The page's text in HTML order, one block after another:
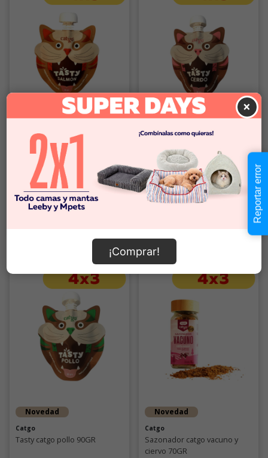
×
¡Comprar!
Tasty catgo salmón 90GR
$3.290
Comprar
Tasty catgo cerdo 90GR
$3.290
Novedad
Catgo
Tasty catgo pollo 90GR
Novedad
Catgo
Sazonador catgo vacuno y
ciervo 70GR
Reportar error